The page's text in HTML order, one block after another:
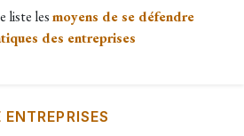
liste lesmoyens de se défendre
des entreprises